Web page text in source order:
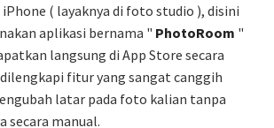
( layaknya di foto studio ), disini
aplikasi bernama " PhotoRoom "
langsung di App Store secara
fitur yang sangat canggih
latar pada foto kalian tanpa
secara manual.